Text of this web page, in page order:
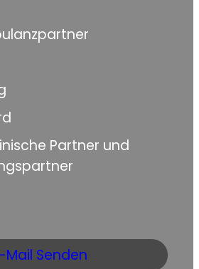
Partner und
Mail Senden